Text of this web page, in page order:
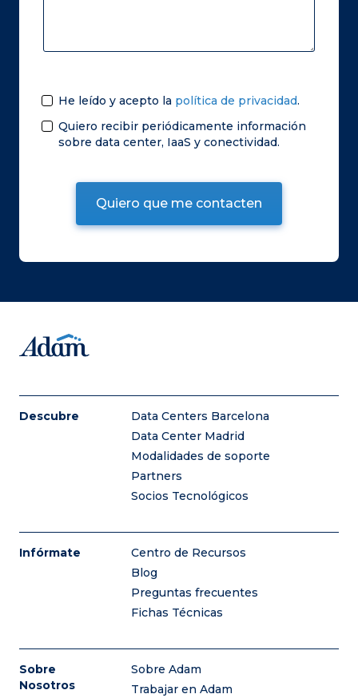
He leído y acepto la política de privacidad.
Quiero recibir periódicamente información
sobre data center, IaaS y conectividad.
Descubre
Data Centers Barcelona
Data Center Madrid
Modalidades de soporte
Partners
Socios Tecnológicos
Infórmate
Centro de Recursos
Blog
Preguntas frecuentes
Fichas Técnicas
Sobre
Nosotros
Sobre Adam
Trabajar en Adam